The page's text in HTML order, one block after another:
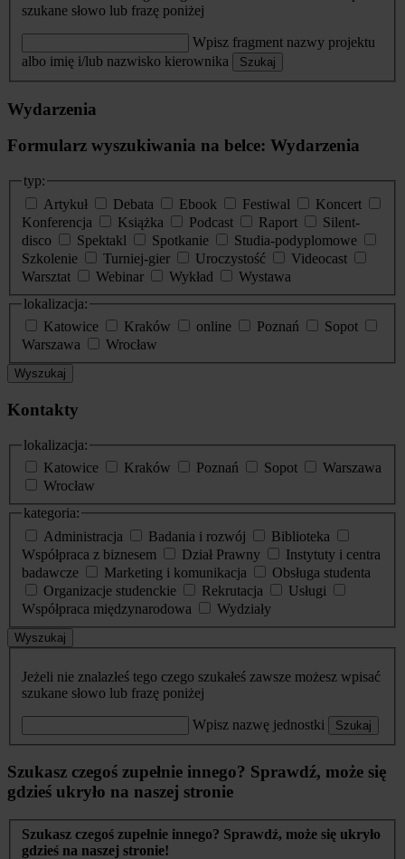
szukane słowo lub frazę poniżej
Wpisz fragment nazwy projektu
albo imię i/lub nazwisko kierownika
Szukaj
Wydarzenia
Formularz wyszukiwania na belce: Wydarzenia
typ:
Artykuł
Debata Ebook Festiwal
Koncert
Konferencja
Książka Podcast Raport
Silent-
disco
Spektakl Spotkanie
Studia-podyplomowe
Szkolenie
Turniej-gier Uroczystość
Videocast
Warsztat
Webinar Wykład
Wystawa
lokalizacja:
Katowice
Kraków online Poznań
Sopot
Warszawa
Wrocław
Wyszukaj
Kontakty
lokalizacja:
Katowice
Kraków Poznań Sopot
Warszawa
Wrocław
kategoria:
Administracja
Badania i rozwój
Biblioteka
Współpraca z biznesem
Dział Prawny
Instytuty i centra
badawcze
Marketing i komunikacja
Obsługa studenta
Organizacje studenckie
Rekrutacja
Usługi
Współpraca międzynarodowa
Wydziały
Wyszukaj
Jeżeli nie znalazłeś tego czego szukałeś zawsze możesz wpisać
szukane słowo lub frazę poniżej
Wpisz nazwę jednostki Szukaj
Szukasz czegoś zupełnie innego? Sprawdź, może się
gdzieś ukryło na naszej stronie
Szukasz czegoś zupełnie innego? Sprawdź, może się ukryło
gdzieś na naszej stronie!